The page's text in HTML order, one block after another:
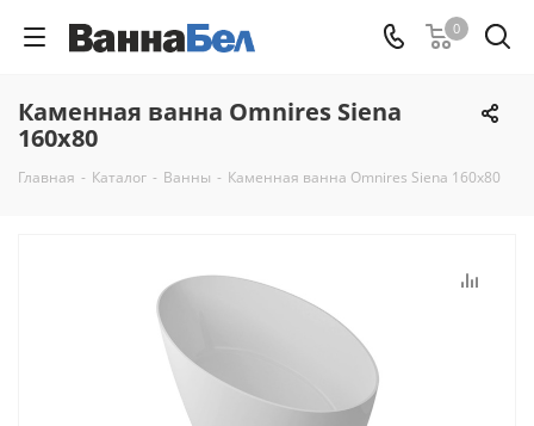
0
Каменная ванна Omnires Siena
160x80
Главная - Каталог - Ванны - Каменная ванна Omnires Siena 160x80